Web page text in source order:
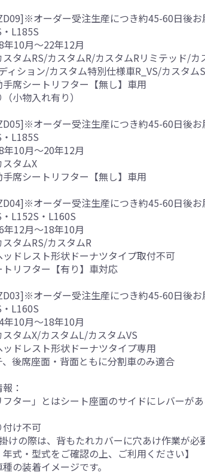
オーダー受注生産につき約45-60日後お
L185S
年10月～22年12月
スタムRS/カスタムR/カスタムRリミテッド/
ィション/カスタム特別仕様車R_VS/カスタ
席シートリフター【無し】車用
小物入れ有り）
オーダー受注生産につき約45-60日後お
L185S
年10月～20年12月
タムX
席シートリフター【無し】車用
オーダー受注生産につき約45-60日後お
L152S・L160S
年12月～18年10月
タムRS/カスタムR
ドレスト形状ドーナツタイプ取付不可
リフター【有り】車対応
オーダー受注生産につき約45-60日後お
L160S
年10月～18年10月
タムX/カスタムL/カスタムVS
ドレスト形状ドーナツタイプ専用
後席座面・背面ともに分割車のみ適合
：
ター」とはシート座面のサイドにレバーが
け不可
けの際は、背もたれカバーに穴あけ作業が必
年式・型式をご確認の上、ご利用ください】
の装着イメージです。